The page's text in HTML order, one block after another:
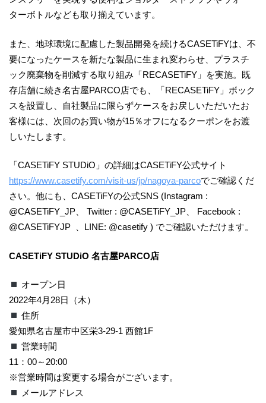
ターボトルなども取り揃えています。
また、地球環境に配慮した製品開発を続けるCASETiFYは、不
要になったケースを新たな製品に生まれ変わらせ、プラスチ
ック廃棄物を削減する取り組み「RECASETiFY」を実施。既
存店舗に続き名古屋PARCO店でも、「RECASETiFY」ボック
スを設置し、自社製品に限らずケースをお戻しいただいたお
客様には、次回のお買い物が15％オフになるクーポンをお渡
しいたします。
「CASETiFY STUDiO」の詳細はCASETiFY公式サイト
https://www.casetify.com/visit-us/jp/nagoya-parcoでご確認くだ
さい。他にも、CASETiFYの公式SNS (Instagram :
@CASETiFY_JP、 Twitter : @CASETiFY_JP、 Facebook :
@CASETiFYJP 、LINE: @casetify ) でご確認いただけます。
CASETiFY STUDiO 名古屋PARCO店
オープン日
2022年4月28日（木）
住所
愛知県名古屋市中区栄3-29-1 西館1F
営業時間
11：00～20:00
※営業時間は変更する場合がございます。
メールアドレス